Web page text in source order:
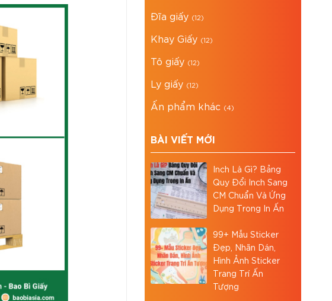
Đĩa giấy (12)
Khay Giấy (12)
Tô giấy (12)
Ly giấy (12)
Ấn phẩm khác (4)
BÀI VIẾT MỚI
Inch Là Gì? Bảng
Quy Đổi Inch Sang
CM Chuẩn Và Ứng
Dụng Trong In Ấn
99+ Mẫu Sticker
Đẹp, Nhãn Dán,
Hình Ảnh Sticker
Trang Trí Ấn
Tượng